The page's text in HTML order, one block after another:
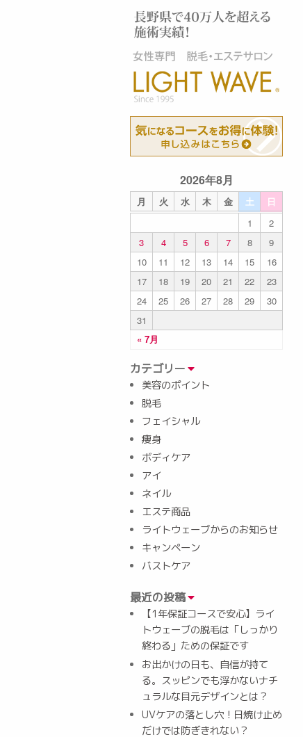
2026年8月
月 火 水 木 金 土 日
« 7月
1
2
3
4 5 6 7 8
9
10
11 12 13 14 15
16
17
18 19 20 21 22
23
24
25 26 27 28 29
30
31
カテゴリー
美容のポイント
脱毛
フェイシャル
痩身
ボディケア
アイ
ネイル
エステ商品
ライトウェーブからのお知らせ
キャンペーン
バストケア
最近の投稿
【1年保証コースで安心】ライ
トウェーブの脱毛は「しっかり
終わる」ための保証です
お出かけの日も、自信が持て
る。スッピンでも浮かないナチ
ュラルな目元デザインとは？
UVケアの落とし穴！日焼け止め
だけでは防ぎきれない？